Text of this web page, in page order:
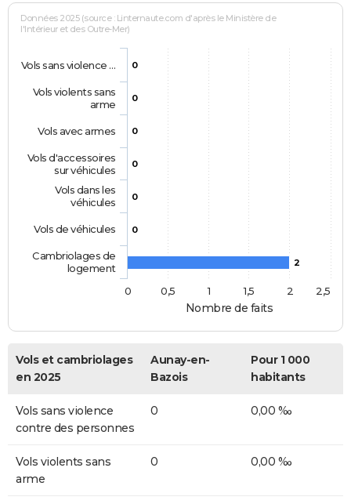
Nombre de faits
Données 2025 (source : Linternaute.com d'après le Ministère de
l'Intérieur et des Outre-Mer)
0
0
0
0
0
0
2
Vols sans violence …
Vols violents sans
arme
Vols avec armes
Vols d'accessoires
sur véhicules
Vols dans les
véhicules
Vols de véhicules
Cambriolages de
logement
0
0,5 1 1,5 2 2,5
Vols et cambriolages
en 2025
Aunay-en-
Bazois
Pour 1 000
habitants
Vols sans violence
contre des personnes
0 0,00 ‰
Vols violents sans
arme
0 0,00 ‰